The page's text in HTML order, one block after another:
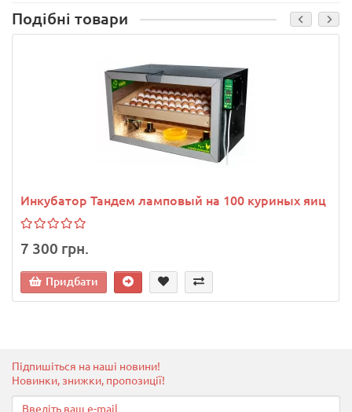
Подібні товари
Инкубатор Тандем ламповый на 100 куриных яиц
7 300 грн.
Придбати
Підпишіться на наші новини!
Новинки, знижки, пропозиції!